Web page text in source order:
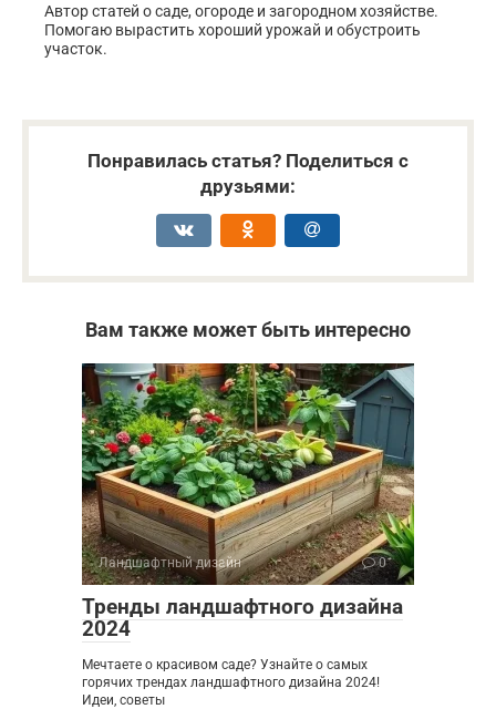
Автор статей о саде, огороде и загородном хозяйстве.
Помогаю вырастить хороший урожай и обустроить
участок.
Понравилась статья? Поделиться с
друзьями:
Вам также может быть интересно
Ландшафтный дизайн 0
Тренды ландшафтного дизайна
2024
Мечтаете о красивом саде? Узнайте о самых
горячих трендах ландшафтного дизайна 2024!
Идеи, советы